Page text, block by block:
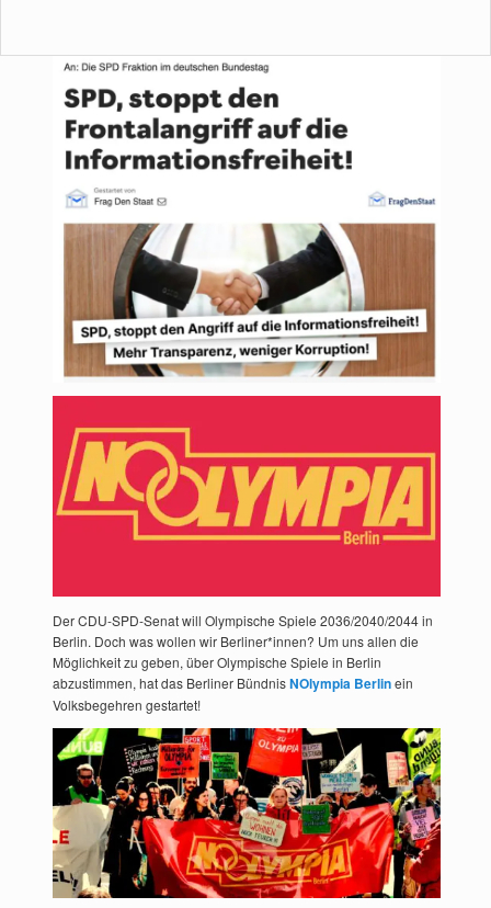
Der CDU-SPD-Senat will Olympische Spiele 2036/2040/2044 in
Berlin. Doch was wollen wir Berliner*innen? Um uns allen die
Möglichkeit zu geben, über Olympische Spiele in Berlin
abzustimmen, hat das Berliner BündnisNOlympia Berlinein
Volksbegehren gestartet!